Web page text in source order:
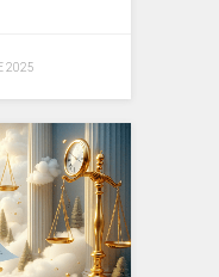
2025